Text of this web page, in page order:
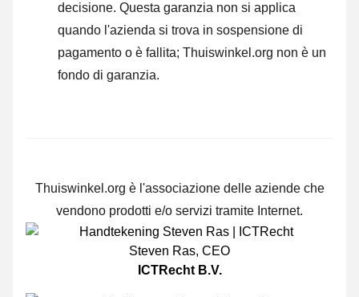
decisione. Questa garanzia non si applica
quando l'azienda si trova in sospensione di
pagamento o è fallita; Thuiswinkel.org non è un
fondo di garanzia.
Thuiswinkel.org è l'associazione delle aziende che
vendono prodotti e/o servizi tramite Internet.
Steven Ras, CEO
ICTRecht B.V.